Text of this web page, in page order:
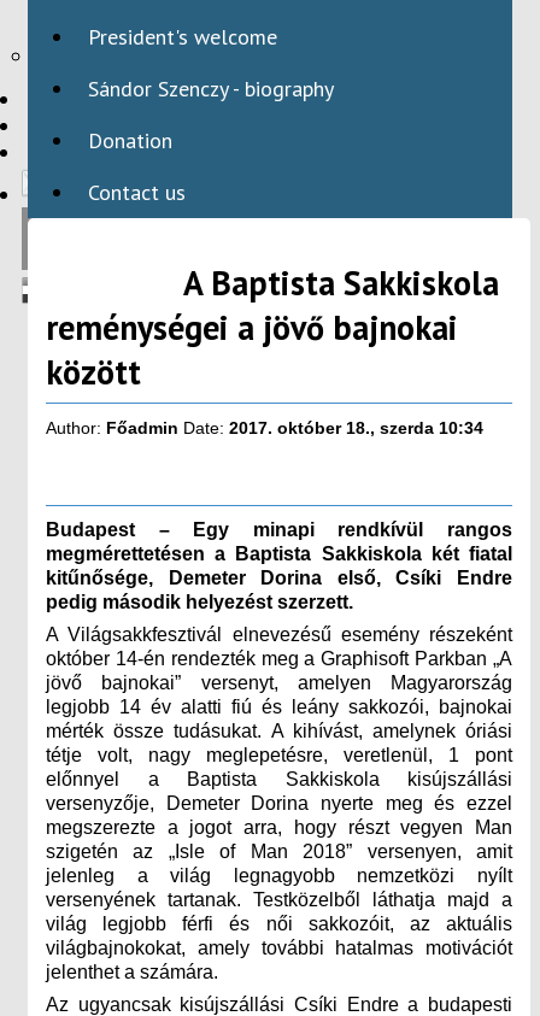
HBAID
INTERNATIONAL PROGRAMS
President's welcome
Sándor Szenczy - biography
Donation
Contact us
A Baptista Sakkiskola
reménységei a jövő bajnokai
között
Author: Főadmin Date: 2017. október 18., szerda 10:34
Budapest – Egy minapi rendkívül rangos
megmérettetésen a Baptista Sakkiskola két fiatal
kitűnősége, Demeter Dorina első, Csíki Endre
pedig második helyezést szerzett.
A Világsakkfesztivál elnevezésű esemény részeként
október 14-én rendezték meg a Graphisoft Parkban „A
jövő bajnokai” versenyt, amelyen Magyarország
legjobb 14 év alatti fiú és leány sakkozói, bajnokai
mérték össze tudásukat. A kihívást, amelynek óriási
tétje volt, nagy meglepetésre, veretlenül, 1 pont
előnnyel a Baptista Sakkiskola kisújszállási
versenyzője, Demeter Dorina nyerte meg és ezzel
megszerezte a jogot arra, hogy részt vegyen Man
szigetén az „Isle of Man 2018” versenyen, amit
jelenleg a világ legnagyobb nemzetközi nyílt
versenyének tartanak. Testközelből láthatja majd a
világ legjobb férfi és női sakkozóit, az aktuális
világbajnokokat, amely további hatalmas motivációt
jelenthet a számára.
Az ugyancsak kisújszállási Csíki Endre a budapesti